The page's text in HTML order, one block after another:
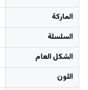
الماركة
السلسلة
الشكل العام
اللون